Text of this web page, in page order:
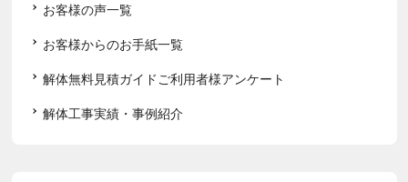
お客様の声一覧
お客様からのお手紙一覧
解体無料見積ガイドご利用者様アンケート
解体工事実績・事例紹介